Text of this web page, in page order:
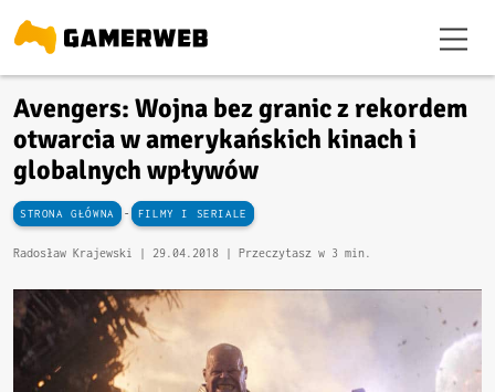
Avengers: Wojna bez granic z rekordem
otwarcia w amerykańskich kinach i
globalnych wpływów
STRONA GŁÓWNA - FILMY I SERIALE
Radosław Krajewski | 29.04.2018 | Przeczytasz w 3 min.